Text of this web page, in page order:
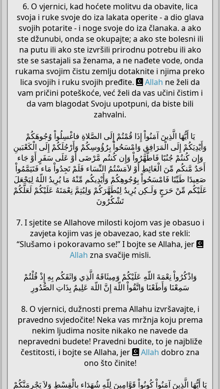
6. O vjernici, kad hoćete molitvu da obavite, lica
svoja i ruke svoje do iza lakata operite - a dio glava
svojih potarite - i noge svoje do iza članaka. a ako
ste džunubi, onda se okupajte; a ako ste bolesni ili
na putu ili ako ste izvršili prirodnu potrebu ili ako
ste se sastajali sa ženama, a ne nađete vode, onda
rukama svojim čistu zemlju dotaknite i njima preko
lica svojih i ruku svojih pređite.
Allah ne želi da
vam pričini poteškoće, već želi da vas učini čistim i
da vam blagodat Svoju upotpuni, da biste bili
zahvalni.
يَا أَيُّهَا الَّذِينَ آمَنُواْ إِذَا قُمْتُمْ إِلَى الصَّلاةِ فاغْسِلُواْ وُجُوهَكُمْ
وَأَيْدِيَكُمْ إِلَى الْمَرَافِقِ وَامْسَحُواْ بِرُؤُوسِكُمْ وَأَرْجُلَكُمْ إِلَى الْكَعْبَينِ
وَإِن كُنتُمْ جُنُبًا فَاطَّهَّرُواْ وَإِن كُنتُم مَّرْضَى أَوْ عَلَى سَفَرٍ أَوْ جَاء
أَحَدٌ مَّنكُم مِّنَ الْغَائِطِ أَوْ لاَمَسْتُمُ النِّسَاء فَلَمْ تَجِدُواْ مَاء فَتَيَمَّمُواْ
صَعِيدًا طَيِّبًا فَامْسَحُواْ بِوُجُوهِكُمْ وَأَيْدِيكُم مِّنْهُ مَا يُرِيدُ اللّهُ لِيَجْعَلَ
عَلَيْكُم مِّنْ حَرَجٍ وَلَـكِن يُرِيدُ لِيُطَهَّرَكُمْ وَلِيُتِمَّ نِعْمَتَهُ عَلَيْكُمْ لَعَلَّكُمْ
تَشْكُرُونَ
7. I sjetite se Allahove milosti kojom vas je obasuo i
zavjeta kojim vas je obavezao, kad ste rekli:
“Slušamo i pokoravamo se!” I bojte se Allaha, jer
Allah zna svačije misli.
وَاذْكُرُواْ نِعْمَةَ اللّهِ عَلَيْكُمْ وَمِيثَاقَهُ الَّذِي وَاثَقَكُم بِهِ إِذْ قُلْتُمْ
سَمِعْنَا وَأَطَعْنَا وَاتَّقُواْ اللّهَ إِنَّ اللّهَ عَلِيمٌ بِذَاتِ الصُّدُورِ
8. O vjernici, dužnosti prema Allahu izvršavajte, i
pravedno svjedočite! Neka vas mržnja koju prema
nekim ljudima nosite nikako ne navede da
nepravedni budete! Pravedni budite, to je najbliže
čestitosti, i bojte se Allaha, jer
Allah dobro zna
ono što činite!
يَا أَيُّهَا الَّذِينَ آمَنُواْ كُونُواْ قَوَّامِينَ لِلّهِ شُهَدَاء بِالْقِسْطِ وَلاَ يَجْرِمَنَّكُمْ